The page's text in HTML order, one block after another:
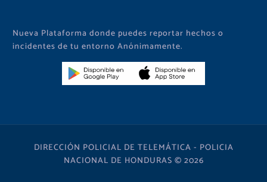
Nueva Plataforma donde puedes reportar hechos o
incidentes de tu entorno Anónimamente.
DIRECCIÓN POLICIAL DE TELEMÁTICA - POLICIA
NACIONAL DE HONDURAS © 2026